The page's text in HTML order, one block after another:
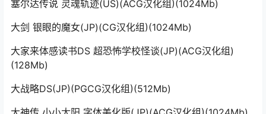
塞尔达传说 灵魂轨迹(US)(ACG汉化组)(1024Mb)
大剑 银眼的魔女(JP)(CG汉化组)(1024Mb)
大家来体感读书DS 超恐怖学校怪谈(JP)(ACG汉化组)
(128Mb)
大战略DS(JP)(PGCG汉化组)(512Mb)